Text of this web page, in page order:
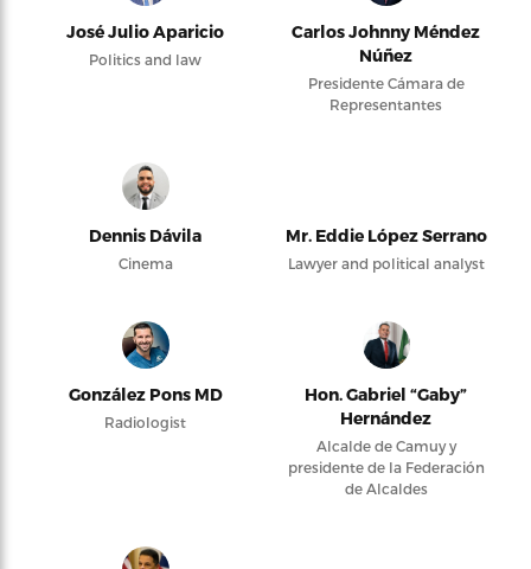
José Julio Aparicio
Politics and law
Carlos Johnny Méndez
Núñez
Presidente Cámara de
Representantes
Dennis Dávila
Cinema
Mr. Eddie López Serrano
Lawyer and political analyst
González Pons MD
Radiologist
Hon. Gabriel “Gaby”
Hernández
Alcalde de Camuy y
presidente de la Federación
de Alcaldes